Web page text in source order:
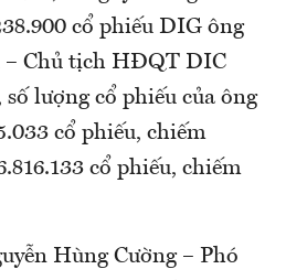
cổ phiếu DIG ông
– Chủ tịch HĐQT DIC
lượng cổ phiếu của ông
cổ phiếu, chiếm
cổ phiếu, chiếm
Hùng Cường – Phó